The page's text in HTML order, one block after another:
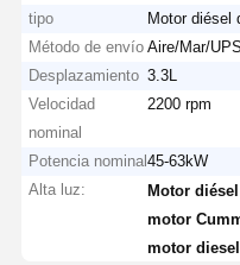
tipo
Motor diésel
Método de envío Aire/Mar/
Desplazamiento 3.3L
Velocidad
nominal
2200 rpm
Potencia nominal45-63kW
Alta luz:
Motor
motor
motor